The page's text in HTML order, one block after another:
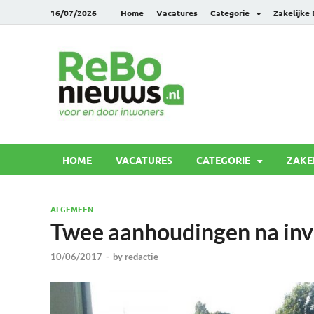
16/07/2026 Home Vacatures Categorie Zakelijke
HOME VACATURES CATEGORIE
ALGEMEEN
Twee aanhoudingen na
10/06/2017 - by redactie